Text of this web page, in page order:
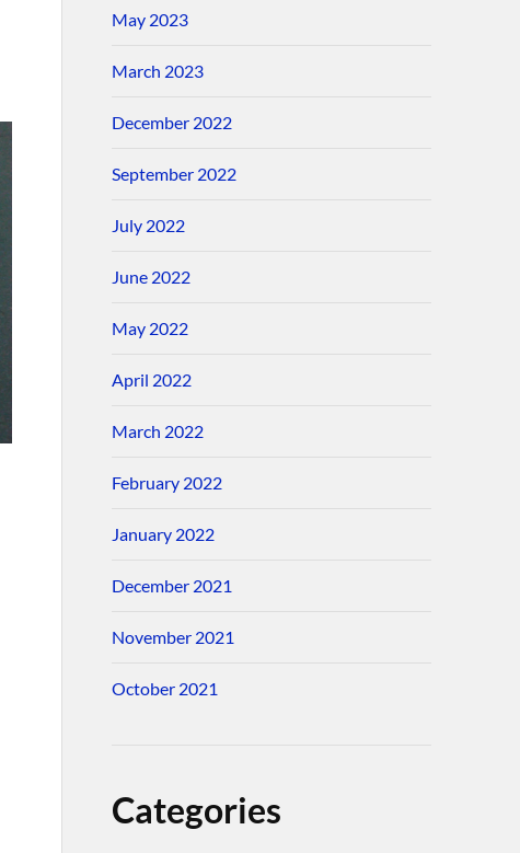
May 2023
March 2023
December 2022
September 2022
July 2022
June 2022
May 2022
April 2022
March 2022
February 2022
January 2022
December 2021
November 2021
October 2021
Categories